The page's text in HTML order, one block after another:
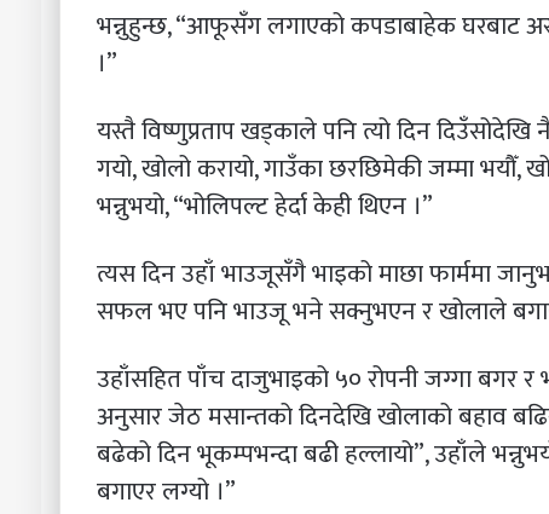
भन्नुहुन्छ, “आफूसँग लगाएको कपडाबाहेक घरबाट
।”
यस्तै विष्णुप्रताप खड्काले पनि त्यो दिन दिउँसोदेखि
गयो, खोलो करायो, गाउँका छरछिमेकी जम्मा भयौँ,
भन्नुभयो, “भोलिपल्ट हेर्दा केही थिएन ।”
त्यस दिन उहाँ भाउजूसँगै भाइको माछा फार्ममा
सफल भए पनि भाउजू भने सक्नुभएन र खोलाले
उहाँसहित पाँच दाजुभाइको ५० रोपनी जग्गा बगर
अनुसार जेठ मसान्तको दिनदेखि खोलाको बहाव
बढेको दिन भूकम्पभन्दा बढी हल्लायो”, उहाँले
बगाएर लग्यो ।”